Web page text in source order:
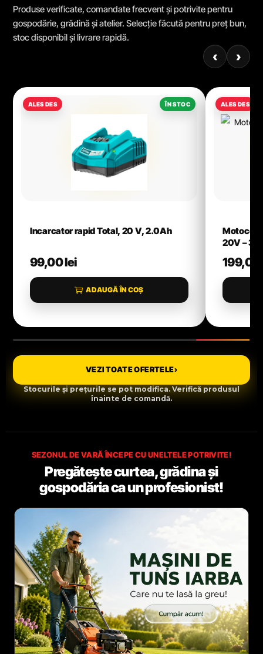
Produse verificate, comandate frecvent și potrivite pentru
gospodărie, grădină și atelier. Selecție făcută pentru preț bun,
stoc disponibil și livrare rapidă.
‹ ›
Incarcator rapid Total, 20 V, 2.0Ah
99,00lei
ADAUGĂ ÎN COȘ
20V –
199,00
VEZI TOATE OFERTELE›
Stocurile și prețurile se pot modifica. Verifică produsul
înainte de comandă.
SEZONUL DE VARĂ ÎNCEPE CU UNELTELE POTRIVITE!
Pregătește curtea, grădina și
gospodăria ca un profesionist!